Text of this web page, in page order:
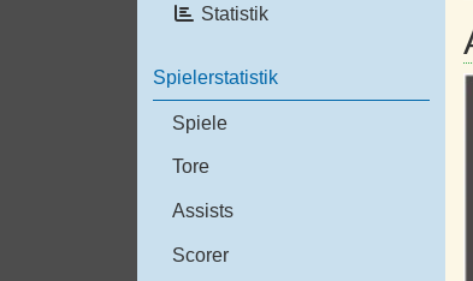
Statistik
Spielerstatistik
Spiele
Tore
Assists
Scorer